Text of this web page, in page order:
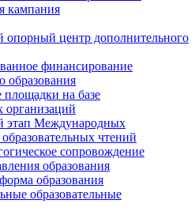
кампания
центр дополнительного
финансирование
образования
на базе
организаций
этап Международных
чтений
сопровождение
образования
образования
образовательные